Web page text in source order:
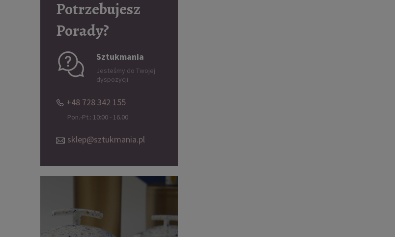
Potrzebujesz
Porady?
Sztukmania
Jesteśmy do Twojej
dyspozycji
+48 728 342 155
Pon.-Pt.: 10:00 - 16.00
sklep@sztukmania.pl